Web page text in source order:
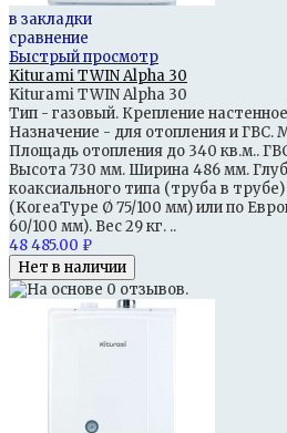
в закладки
сравнение
Быстрый просмотр
Kiturami TWIN Alpha 30
Kiturami TWIN Alpha 30
Тип - газовый. Крепление
Назначение - для отопления и ГВС.
Площадь отопления до 340 кв.м..
Высота 730 мм. Ширина 486 мм.
коаксиального типа (труба в
(KoreaType Ø 75/100 мм) или по
60/100 мм). Вес 29 кг. ..
48 485.00 ₽